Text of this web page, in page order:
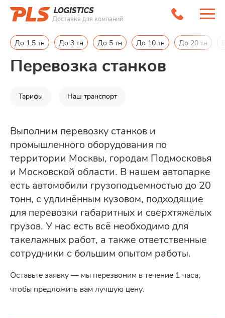
Доставка для компаний
До 1,5 тн До 3 тн До 5 тн До 10 тн До 20 тн
Главная Грузоперевозки Москва и МО Станки
Перевозка станков
Тарифы Наш транспорт
Выполним перевозку станков и
промышленного оборудования по
территории Москвы, городам Подмосковья
и Московской области. В нашем автопарке
есть автомобили грузоподъемностью до 20
тонн, с удлинённым кузовом, подходящие
для перевозки габаритных и сверхтяжёлых
грузов. У нас есть всё необходимо для
такелажных работ, а также ответственные
сотрудники с большим опытом работы.
Оставьте заявку — мы перезвоним в течение 1 часа,
чтобы предложить вам лучшую цену.